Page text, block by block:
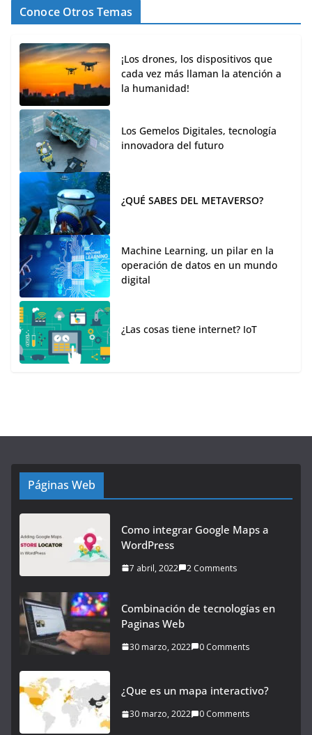
Conoce Otros Temas
¡Los drones, los dispositivos que
cada vez más llaman la atención a
la humanidad!
Los Gemelos Digitales, tecnología
innovadora del futuro
¿QUÉ SABES DEL METAVERSO?
Machine Learning, un pilar en la
operación de datos en un mundo
digital
¿Las cosas tiene internet? IoT
Páginas Web
Como integrar Google Maps a
WordPress
7 abril, 2022 2 Comments
Combinación de tecnologías en
Paginas Web
30 marzo, 2022 0 Comments
¿Que es un mapa interactivo?
30 marzo, 2022 0 Comments